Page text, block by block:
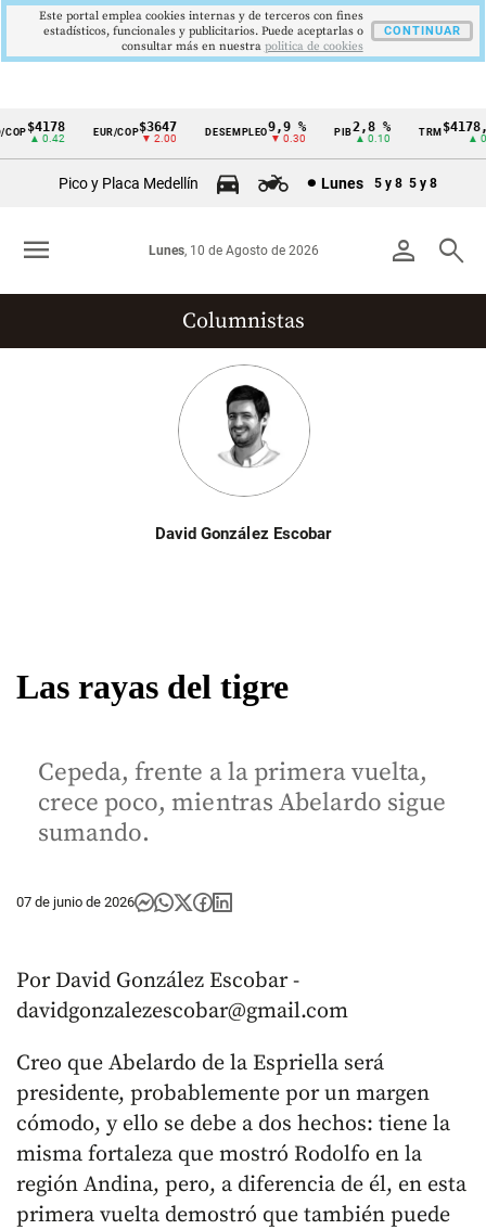
Cintillo
Colombia
$4178
▲ 0.42
EUR/COP$3647
▼ 2.00
DESEMPLEO 9,9 %
▼ 0.30
PIB2,8 %
▲ 0.10
TRM
▲
Pico y Placa Medellín Lunes 5 y 8 5 y 8
person search
Lunes, 10 de Agosto de 2026
menu
Columnistas
David González Escobar
Las rayas del tigre
Cepeda, frente a la primera vuelta,
crece poco, mientras Abelardo sigue
sumando.
07 de junio de 2026
Por David González Escobar -
davidgonzalezescobar@gmail.com
Creo que Abelardo de la Espriella será
presidente, probablemente por un margen
cómodo, y ello se debe a dos hechos: tiene la
misma fortaleza que mostró Rodolfo en la
región Andina, pero, a diferencia de él, en esta
primera vuelta demostró que también puede
Este portal emplea cookies internas y de terceros con fines
estadísticos, funcionales y publicitarios. Puede aceptarlas o
consultar más en nuestra politica de cookies
CONTINUAR